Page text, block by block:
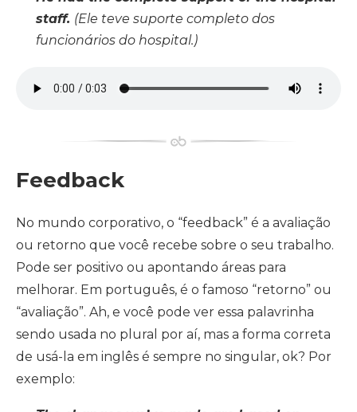
staff. (Ele teve suporte completo dos
funcionários do hospital.)
Feedback
No mundo corporativo, o “feedback” é a avaliação
ou retorno que você recebe sobre o seu trabalho.
Pode ser positivo ou apontando áreas para
melhorar. Em português, é o famoso “retorno” ou
“avaliação”. Ah, e você pode ver essa palavrinha
sendo usada no plural por aí, mas a forma correta
de usá-la em inglês é sempre no singular, ok? Por
exemplo: